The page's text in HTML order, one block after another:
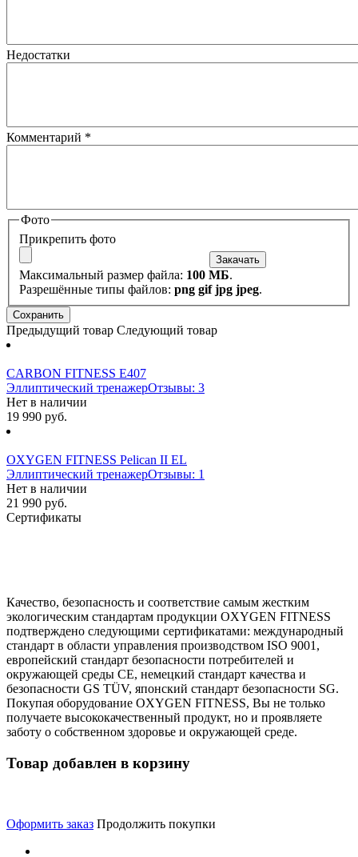
Недостатки
Комментарий *
Фото
Прикрепить фото
Максимальный размер файла: 100 МБ.
Разрешённые типы файлов: png gif jpg jpeg.
Предыдущий товар Следующий товар
CARBON FITNESS E407
Эллиптический тренажерОтзывы: 3
Нет в наличии
19 990 руб.
OXYGEN FITNESS Pelican II EL
Эллиптический тренажерОтзывы: 1
Нет в наличии
21 990 руб.
Сертификаты
Качество, безопасность и соответствие самым жестким
экологическим стандартам продукции OXYGEN FITNESS
подтверждено следующими сертификатами: международный
стандарт в области управления производством ISO 9001,
европейский стандарт безопасности потребителей и
окружающей среды CE, немецкий стандарт качества и
безопасности GS TÜV, японский стандарт безопасности SG.
Покупая оборудование OXYGEN FITNESS, Вы не только
получаете высококачественный продукт, но и проявляете
заботу о собственном здоровье и окружающей среде.
Товар добавлен в корзину
Оформить заказ Продолжить покупки